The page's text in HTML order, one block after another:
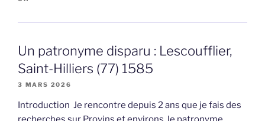
Un patronyme disparu : Lescoufflier,
Saint-Hilliers (77) 1585
3 MARS 2026
Introduction Je rencontre depuis 2 ans que je fais des